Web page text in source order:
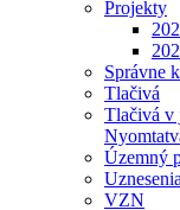
Projekty
Správne
Tlačivá
Tlačivá v
Územný
VZN